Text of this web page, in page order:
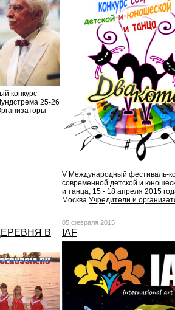
конкурс-
25-26
V Международный фестиваль-
современной детской и
и танца, 15 - 18 апреля 2015
Москва Учредители и
В
05 февраля 2015
IAF